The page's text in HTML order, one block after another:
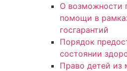
О возможности
помощи в
госгарантий
Порядок
состоянии
Право детей из